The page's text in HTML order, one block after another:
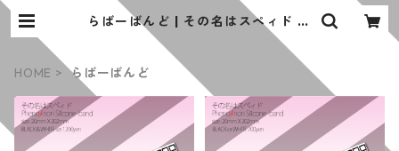
らばーばんど | その名はスペィド の
HOME らばーばんど